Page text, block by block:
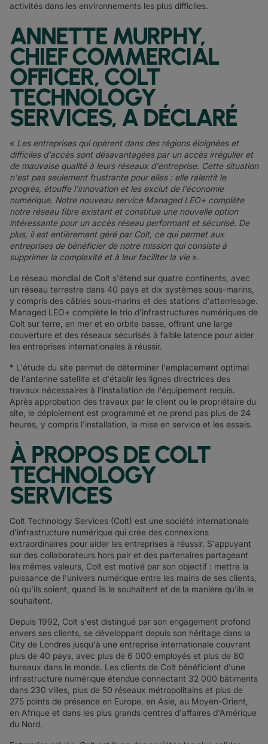
activités dans les environnements les plus difficiles.
ANNETTE MURPHY,
CHIEF COMMERCIAL
OFFICER, COLT
TECHNOLOGY
SERVICES, A DÉCLARÉ
« Les entreprises qui opèrent dans des régions éloignées et
difficiles d'accès sont désavantagées par un accès irrégulier et
de mauvaise qualité à leurs réseaux d'entreprise. Cette situation
n'est pas seulement frustrante pour elles : elle ralentit le
progrès, étouffe l'innovation et les exclut de l'économie
numérique. Notre nouveau service Managed LEO+ complète
notre réseau fibre existant et constitue une nouvelle option
intéressante pour un accès réseau performant et sécurisé. De
plus, il est entièrement géré par Colt, ce qui permet aux
entreprises de bénéficier de notre mission qui consiste à
supprimer la complexité et à leur faciliter la vie».
Le réseau mondial de Colt s'étend sur quatre continents, avec
un réseau terrestre dans 40 pays et dix systèmes sous-marins,
y compris des câbles sous-marins et des stations d'atterrissage.
Managed LEO+ complète le trio d'infrastructures numériques de
Colt sur terre, en mer et en orbite basse, offrant une large
couverture et des réseaux sécurisés à faible latence pour aider
les entreprises internationales à réussir.
* L'étude du site permet de déterminer l'emplacement optimal
de l'antenne satellite et d'établir les lignes directrices des
travaux nécessaires à l'installation de l'équipement requis.
Après approbation des travaux par le client ou le propriétaire du
site, le déploiement est programmé et ne prend pas plus de 24
heures, y compris l'installation, la mise en service et les essais.
À PROPOS DE COLT
TECHNOLOGY
SERVICES
Colt Technology Services (Colt) est une société internationale
d'infrastructure numérique qui crée des connexions
extraordinaires pour aider les entreprises à réussir. S'appuyant
sur des collaborateurs hors pair et des partenaires partageant
les mêmes valeurs, Colt est motivé par son objectif : mettre la
puissance de l'univers numérique entre les mains de ses clients,
où qu'ils soient, quand ils le souhaitent et de la manière qu'ils le
souhaitent.
Depuis 1992, Colt s'est distingué par son engagement profond
envers ses clients, se développant depuis son héritage dans la
City de Londres jusqu'à une entreprise internationale couvrant
plus de 40 pays, avec plus de 6 000 employés et plus de 80
bureaux dans le monde. Les clients de Colt bénéficient d'une
infrastructure numérique étendue connectant 32 000 bâtiments
dans 230 villes, plus de 50 réseaux métropolitains et plus de
275 points de présence en Europe, en Asie, au Moyen-Orient,
en Afrique et dans les plus grands centres d'affaires d'Amérique
du Nord.